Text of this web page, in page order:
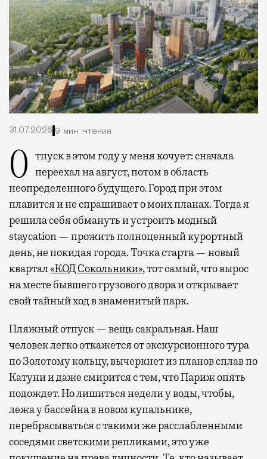
31.07.2026 9 мин. чтения
Отпуск в этом году у меня кочует: сначала переехал на август, потом в область
неопределенного будущего. Город при этом
плавится и не спрашивает о моих планах. Тогда я
решила себя обмануть и устроить модный
staycation — прожить полноценный курортный
день, не покидая города. Точка старта — новый
квартал«КОД Сокольники», тот самый, что вырос
на месте бывшего грузового двора и открывает
свой тайный ход в знаменитый парк.
Пляжный отпуск — вещь сакральная. Наш
человек легко откажется от экскурсионного тура
по Золотому кольцу, вычеркнет из планов сплав по
Катуни и даже смирится с тем, что Париж опять
подождет. Но лишиться недели у воды, чтобы,
лежа у бассейна в новом купальнике,
перебрасываться с такими же расслабленными
соседями светскими репликами, это уже